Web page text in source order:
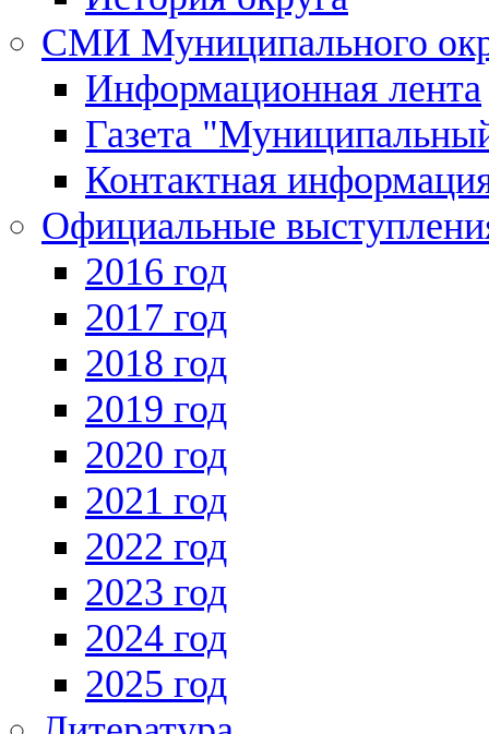
СМИ Муниципального
Информационная лента
Газета
Контактная
Официальные
2016 год
2017 год
2018 год
2019 год
2020 год
2021 год
2022 год
2023 год
2024 год
2025 год